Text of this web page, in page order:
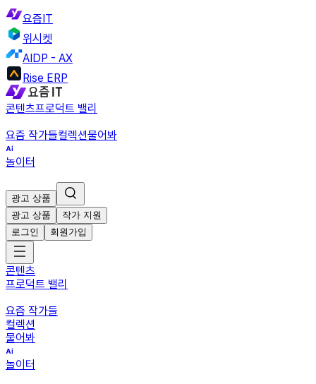
요즘IT
위시켓
AIDP - AX
Rise ERP
콘텐츠프로덕트 밸리
요즘 작가들컬렉션물어봐
놀이터
광고 상품
광고 상품
작가 지원
로그인
회원가입
콘텐츠
프로덕트 밸리
요즘 작가들
컬렉션
물어봐
놀이터